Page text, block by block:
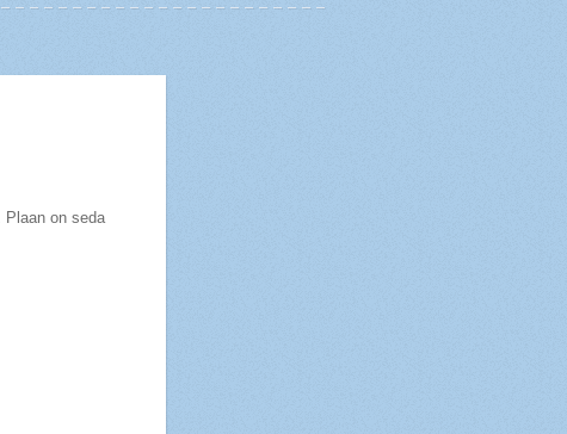
on seda